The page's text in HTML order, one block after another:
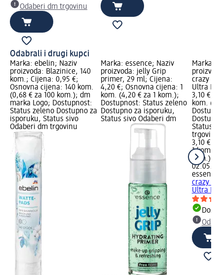
Odaberi dm trgovinu
Odabrali i drugi kupci
Marka: ebelin; Naziv
proizvoda: Blazinice, 140
kom.; Cijena: 0,95 €;
Osnovna cijena: 140 kom.
(0,68 € za 100 kom.); dm
marka Logo; Dostupnost:
Status zeleno Dostupno za
isporuku, Status sivo
Odaberi dm trgovinu
Marka: essence; Naziv
proizvoda: jelly Grip
primer, 29 ml; Cijena:
4,20 €; Osnovna cijena: 1
kom. (4,20 € za 1 kom.);
Dostupnost: Status zeleno
Dostupno za isporuku,
Status sivo Odaberi dm
Marka:
crazy
Ultra
3,10 €;
kom.
Status
trgovinu
3,10 €
1 kom.
kom.)
essence
crazy
Ultra